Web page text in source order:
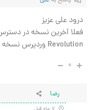
درود علی عزیز
Revolution وردپرس نسخه 6.7.38 می باشد.
۰
رضا